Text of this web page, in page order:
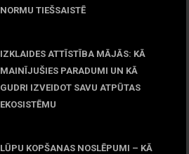
NORMU TIEŠSAISTĒ
IZKLAIDES ATTĪSTĪBA MĀJĀS: KĀ
MAINĪJUŠIES PARADUMI UN KĀ
GUDRI IZVEIDOT SAVU ATPŪTAS
EKOSISTĒMU
LŪPU KOPŠANAS NOSLĒPUMI – KĀ